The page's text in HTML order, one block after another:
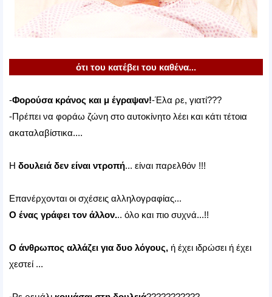
ότι του κατέβει του καθένα...
-Φορούσα κράνος και μ έγραψαν!-Έλα ρε, γιατί???
-Πρέπει να φοράω ζώνη στο αυτοκίνητο λέει και κάτι τέτοια
ακαταλαβίστικα....
Η δουλειά δεν είναι ντροπή... είναι παρελθόν !!!
Επανέρχονται οι σχέσεις αλληλογραφίας...
Ο ένας γράφει τον άλλον... όλο και πιο συχνά...!!
Ο άνθρωπος αλλάζει για δυο λόγους, ή έχει ιδρώσει ή έχει
χεστεί ...